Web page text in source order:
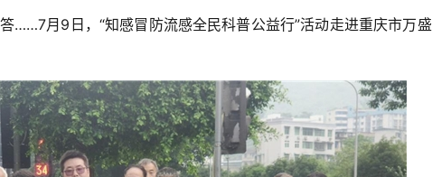
……7月9日，“知感冒防流感全民科普公益行”活动走进重庆市万